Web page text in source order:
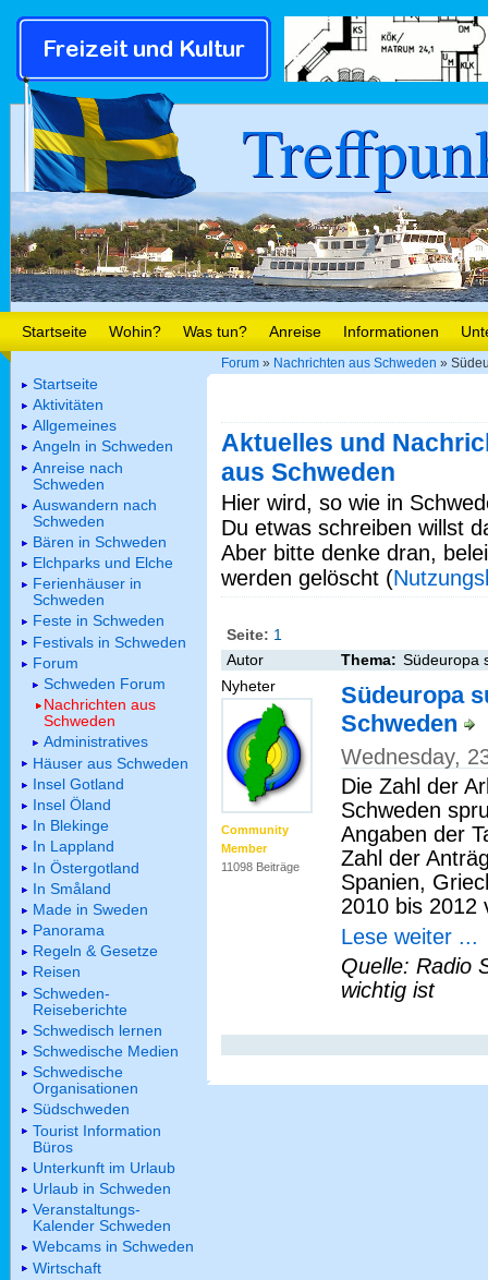
Startseite Wohin? Was tun? Anreise Informationen
Forum » Nachrichten aus Schweden »
Aktuelles und
aus Schweden
Hier wird, so wie in
Du etwas schreiben willst
Aber bitte denke dran,
werden gelöscht (
Seite: 1
Autor
Thema: Südeuropa
Nyheter
Community
Member
11098 Beiträge
Südeuropa
Schweden
Wednesday,
Die Zahl der
Schweden
Angaben der
Zahl der
Spanien,
2010 bis 2012
Lese weiter ...
Quelle: Radio
wichtig ist
Startseite
Aktivitäten
Allgemeines
Angeln in Schweden
Anreise nach
Schweden
Auswandern nach
Schweden
Bären in Schweden
Elchparks und Elche
Ferienhäuser in
Schweden
Feste in Schweden
Festivals in Schweden
Forum
Schweden Forum
Nachrichten aus
Schweden
Administratives
Häuser aus Schweden
Insel Gotland
Insel Öland
In Blekinge
In Lappland
In Östergotland
In Småland
Made in Sweden
Panorama
Regeln & Gesetze
Reisen
Schweden-
Reiseberichte
Schwedisch lernen
Schwedische Medien
Schwedische
Organisationen
Südschweden
Tourist Information
Büros
Unterkunft im Urlaub
Urlaub in Schweden
Veranstaltungs-
Kalender Schweden
Webcams in Schweden
Wirtschaft